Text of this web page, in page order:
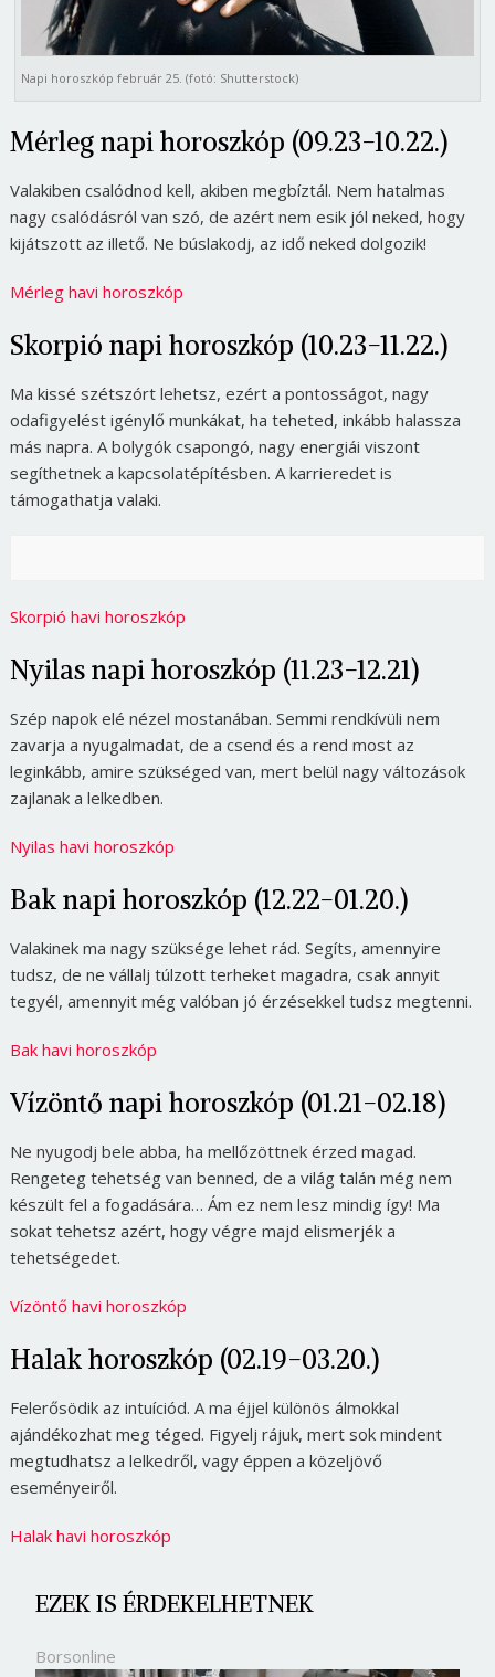
Napi horoszkóp február 25. (fotó: Shutterstock)
Mérleg napi horoszkóp (09.23-10.22.)
Valakiben csalódnod kell, akiben megbíztál. Nem hatalmas
nagy csalódásról van szó, de azért nem esik jól neked, hogy
kijátszott az illető. Ne búslakodj, az idő neked dolgozik!
Mérleg havi horoszkóp
Skorpió napi horoszkóp (10.23-11.22.)
Ma kissé szétszórt lehetsz, ezért a pontosságot, nagy
odafigyelést igénylő munkákat, ha teheted, inkább halassza
más napra. A bolygók csapongó, nagy energiái viszont
segíthetnek a kapcsolatépítésben. A karrieredet is
támogathatja valaki.
Skorpió havi horoszkóp
Nyilas napi horoszkóp (11.23-12.21)
Szép napok elé nézel mostanában. Semmi rendkívüli nem
zavarja a nyugalmadat, de a csend és a rend most az
leginkább, amire szükséged van, mert belül nagy változások
zajlanak a lelkedben.
Nyilas havi horoszkóp
Bak napi horoszkóp (12.22-01.20.)
Valakinek ma nagy szüksége lehet rád. Segíts, amennyire
tudsz, de ne vállalj túlzott terheket magadra, csak annyit
tegyél, amennyit még valóban jó érzésekkel tudsz megtenni.
Bak havi horoszkóp
Vízöntő napi horoszkóp (01.21-02.18)
Ne nyugodj bele abba, ha mellőzöttnek érzed magad.
Rengeteg tehetség van benned, de a világ talán még nem
készült fel a fogadására… Ám ez nem lesz mindig így! Ma
sokat tehetsz azért, hogy végre majd elismerjék a
tehetségedet.
Vízöntő havi horoszkóp
Halak horoszkóp (02.19-03.20.)
Felerősödik az intuíciód. A ma éjjel különös álmokkal
ajándékozhat meg téged. Figyelj rájuk, mert sok mindent
megtudhatsz a lelkedről, vagy éppen a közeljövő
eseményeiről.
Halak havi horoszkóp
EZEK IS ÉRDEKELHETNEK
Borsonline